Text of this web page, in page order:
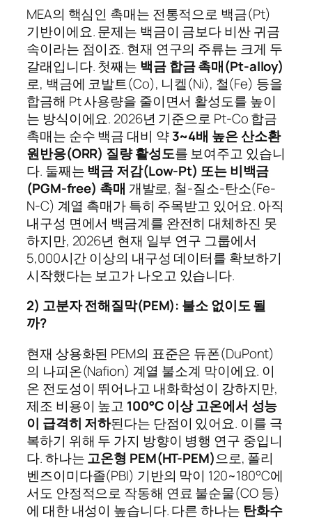
MEA의 핵심인 촉매는 전통적으로 백금(Pt)
기반이에요. 문제는 백금이 금보다 비싼 귀금
속이라는 점이죠. 현재 연구의 주류는 크게 두
갈래입니다. 첫째는 백금 합금 촉매(Pt-alloy)
로, 백금에 코발트(Co), 니켈(Ni), 철(Fe) 등을
합금해 Pt 사용량을 줄이면서 활성도를 높이
는 방식이에요. 2026년 기준으로 Pt-Co 합금
촉매는 순수 백금 대비 약3~4배 높은 산소환
원반응(ORR) 질량 활성도를 보여주고 있습니
다. 둘째는백금 저감(Low-Pt) 또는 비백금
(PGM-free) 촉매 개발로, 철-질소-탄소(Fe-
N-C) 계열 촉매가 특히 주목받고 있어요. 아직
내구성 면에서 백금계를 완전히 대체하진 못
하지만, 2026년 현재 일부 연구 그룹에서
5,000시간 이상의 내구성 데이터를 확보하기
시작했다는 보고가 나오고 있습니다.
2) 고분자 전해질막(PEM): 불소 없이도 될
까?
현재 상용화된 PEM의 표준은 듀폰(DuPont)
의 나피온(Nafion) 계열 불소계 막이에요. 이
온 전도성이 뛰어나고 내화학성이 강하지만,
제조 비용이 높고 100°C 이상 고온에서 성능
이 급격히 저하된다는 단점이 있어요. 이를 극
복하기 위해 두 가지 방향이 병행 연구 중입니
다. 하나는고온형 PEM(HT-PEM)으로, 폴리
벤즈이미다졸(PBI) 기반의 막이 120~180°C에
서도 안정적으로 작동해 연료 불순물(CO 등)
에 대한 내성이 높습니다. 다른 하나는 탄화수